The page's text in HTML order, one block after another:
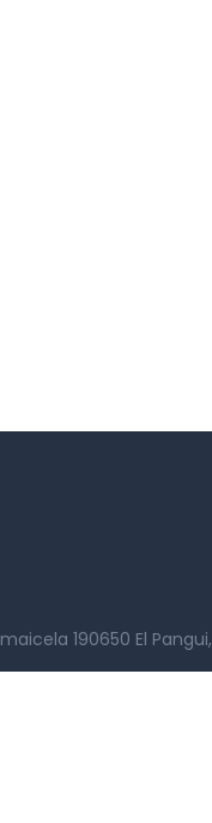
190650 El Pangui,